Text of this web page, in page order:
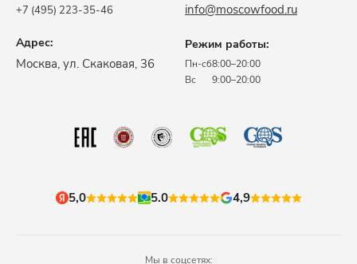
+7 (495) 223-35-46 info@moscowfood.ru
Адрес:
​Москва, ул. Скаковая, 36​
Режим работы:
Пн-сб
Вс
8:00–20:00
9:00–20:00
5,0 5.0 4,9
Мы в соцсетях: